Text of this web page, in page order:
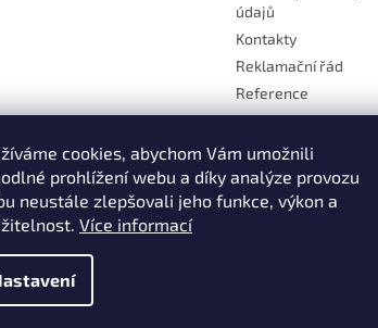
cookies, abychom Vám umožnili
prohlížení webu a díky analýze provozu
neustále zlepšovali jeho funkce, výkon a
Více informací
vyřizovány
údajů
Kontakty
Reklamační řád
Reference
Doprava
Platby
Kontakt
Moje objednávka